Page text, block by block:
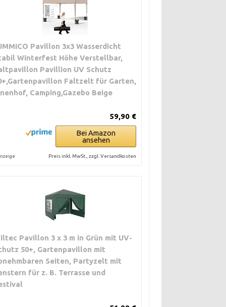
Pavillon 3x3 Wasserdicht
Winterfest Höhe Verstellbar,
Pavillion UV Schutz
Faltzelt für Garten,
Camping,Gazebo Beige
59,90 €
Bei Amazon
ansehen
Preis inkl. MwSt., zzgl. Versandkosten
Pavillon 3 x 3 m in Grün mit UV-
50+, Gartenpavillon mit
Seiten, Partyzelt mit
für z. B. Terrasse und